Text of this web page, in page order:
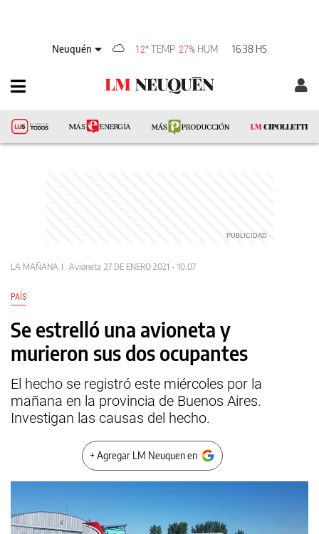
Neuquén 12° TEMP 27% HUM 16:38 HS
LA MAÑANA Avioneta 27 DE ENERO 2021 - 10:07
PAÍS
Se estrelló una avioneta y
murieron sus dos ocupantes
El hecho se registró este miércoles por la
mañana en la provincia de Buenos Aires.
Investigan las causas del hecho.
+ Agregar LM Neuquen en